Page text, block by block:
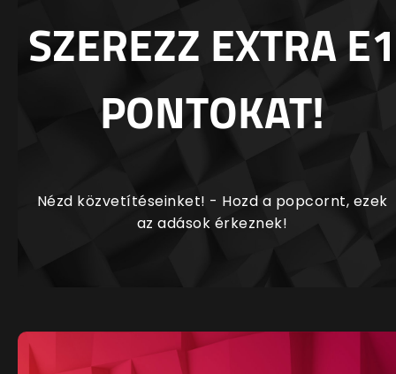
SZEREZZ EXTRA E1
PONTOKAT!
Nézd közvetítéseinket! - Hozd a popcornt, ezek
az adások érkeznek!